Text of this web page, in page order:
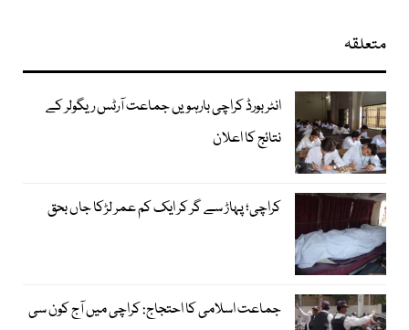
متعلقہ
انٹر بورڈ کراچی بارہویں جماعت آرٹس ریگولر کے
نتائج کا اعلان
کراچی؛ پہاڑ سے گر کر ایک کم عمر لڑکا جاں بحق
جماعت اسلامی کا احتجاج: کراچی میں آج کون سی